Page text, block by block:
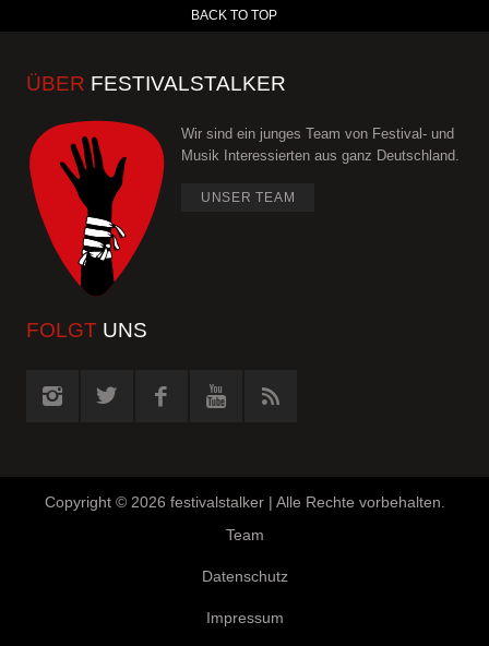
BACK TO TOP
ÜBER FESTIVALSTALKER
Wir sind ein junges Team von Festival- und
Musik Interessierten aus ganz Deutschland.
UNSER TEAM
FOLGT UNS
Copyright © 2026 festivalstalker | Alle Rechte vorbehalten.
Team
Datenschutz
Impressum